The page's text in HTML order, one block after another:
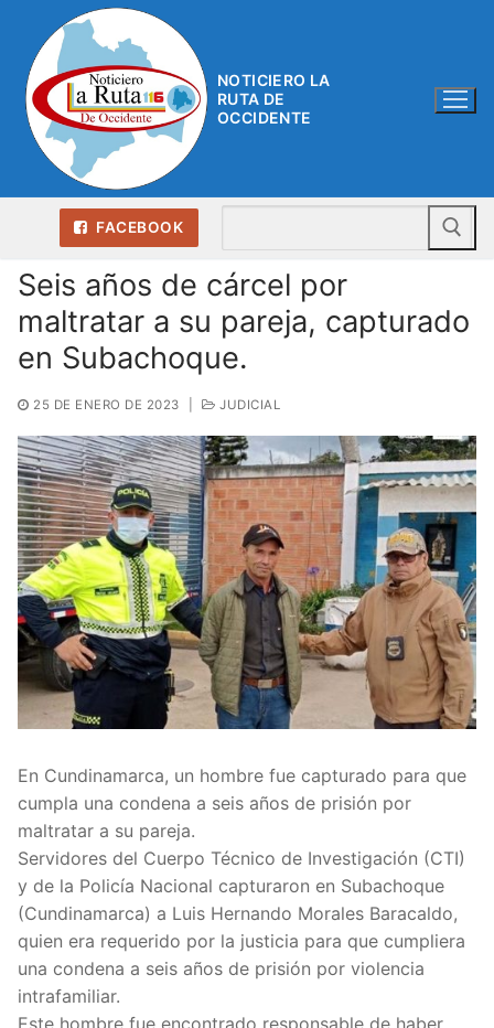
contenido
NOTICIERO LA
RUTA DE
OCCIDENTE
FACEBOOK
Seis años de cárcel por
maltratar a su pareja, capturado
en Subachoque.
25 DE ENERO DE 2023 JUDICIAL
En Cundinamarca, un hombre fue capturado para que
cumpla una condena a seis años de prisión por
maltratar a su pareja.
Servidores del Cuerpo Técnico de Investigación (CTI)
y de la Policía Nacional capturaron en Subachoque
(Cundinamarca) a Luis Hernando Morales Baracaldo,
quien era requerido por la justicia para que cumpliera
una condena a seis años de prisión por violencia
intrafamiliar.
Este hombre fue encontrado responsable de haber